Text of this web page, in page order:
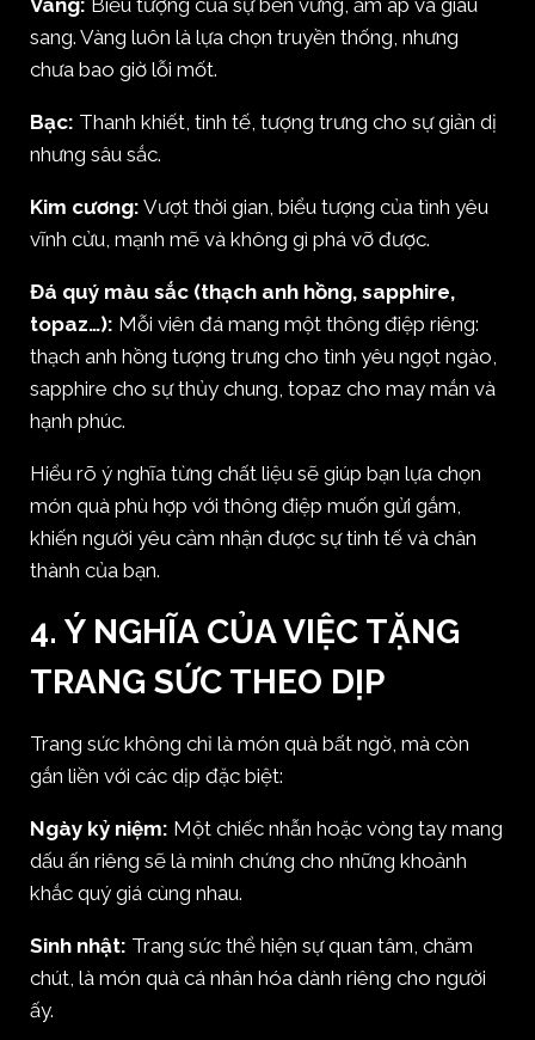
Vàng: Biểu tượng của sự bền vững, ấm áp và giàu
sang. Vàng luôn là lựa chọn truyền thống, nhưng
chưa bao giờ lỗi mốt.
Bạc: Thanh khiết, tinh tế, tượng trưng cho sự giản dị
nhưng sâu sắc.
Kim cương: Vượt thời gian, biểu tượng của tình yêu
vĩnh cửu, mạnh mẽ và không gì phá vỡ được.
Đá quý màu sắc (thạch anh hồng, sapphire,
topaz…): Mỗi viên đá mang một thông điệp riêng:
thạch anh hồng tượng trưng cho tình yêu ngọt ngào,
sapphire cho sự thủy chung, topaz cho may mắn và
hạnh phúc.
Hiểu rõ ý nghĩa từng chất liệu sẽ giúp bạn lựa chọn
món quà phù hợp với thông điệp muốn gửi gắm,
khiến người yêu cảm nhận được sự tinh tế và chân
thành của bạn.
4. Ý NGHĨA CỦA VIỆC TẶNG
TRANG SỨC THEO DỊP
Trang sức không chỉ là món quà bất ngờ, mà còn
gắn liền với các dịp đặc biệt:
Ngày kỷ niệm: Một chiếc nhẫn hoặc vòng tay mang
dấu ấn riêng sẽ là minh chứng cho những khoảnh
khắc quý giá cùng nhau.
Sinh nhật: Trang sức thể hiện sự quan tâm, chăm
chút, là món quà cá nhân hóa dành riêng cho người
ấy.